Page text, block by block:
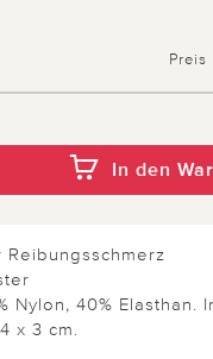
Preis
In den
Reibungsschmerz
Nylon, 40% Elasthan.
x 3 cm.